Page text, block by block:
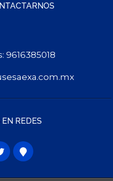
9616385018
REDES